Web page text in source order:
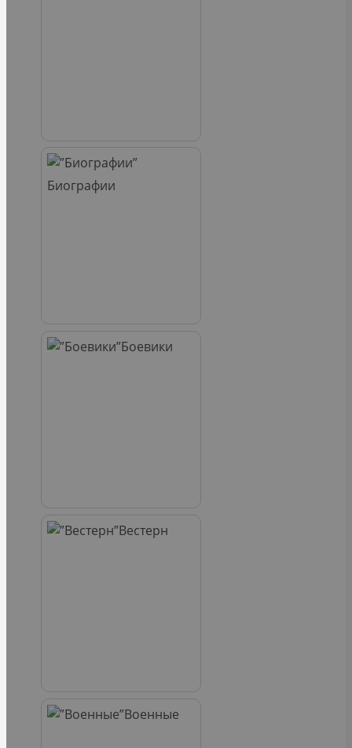
Биографии
Боевики
Вестерн
Военные